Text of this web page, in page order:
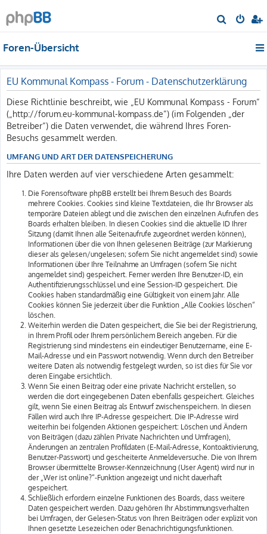
u
Foren-Übersicht
EU Kommunal Kompass - Forum - Datenschutzerklärung
Diese Richtlinie beschreibt, wie „EU Kommunal Kompass - Forum“
(„http://forum.eu-kommunal-kompass.de“) (im Folgenden „der
Betreiber“) die Daten verwendet, die während Ihres Foren-
Besuchs gesammelt werden.
UMFANG UND ART DER DATENSPEICHERUNG
Ihre Daten werden auf vier verschiedene Arten gesammelt:
Die Forensoftware phpBB erstellt bei Ihrem Besuch des Boards
mehrere Cookies. Cookies sind kleine Textdateien, die Ihr Browser als
temporäre Dateien ablegt und die zwischen den einzelnen Aufrufen des
Boards erhalten bleiben. In diesen Cookies sind die aktuelle ID Ihrer
Sitzung (damit Ihnen alle Seitenaufrufe zugeordnet werden können),
Informationen über die von Ihnen gelesenen Beiträge (zur Markierung
dieser als gelesen/ungelesen; sofern Sie nicht angemeldet sind) sowie
Informationen über Ihre Teilnahme an Umfragen (sofern Sie nicht
angemeldet sind) gespeichert. Ferner werden Ihre Benutzer-ID, ein
Authentifizierungsschlüssel und eine Session-ID gespeichert. Die
Cookies haben standardmäßig eine Gültigkeit von einem Jahr. Alle
Cookies können Sie jederzeit über die Funktion „Alle Cookies löschen“
löschen.
Weiterhin werden die Daten gespeichert, die Sie bei der Registrierung,
in Ihrem Profil oder Ihrem persönlichem Bereich angeben. Für die
Registrierung sind mindestens ein eindeutiger Benutzername, eine E-
Mail-Adresse und ein Passwort notwendig. Wenn durch den Betreiber
weitere Daten als notwendig festgelegt wurden, so ist dies für Sie vor
deren Eingabe ersichtlich.
Wenn Sie einen Beitrag oder eine private Nachricht erstellen, so
werden die dort eingegebenen Daten ebenfalls gespeichert. Gleiches
gilt, wenn Sie einen Beitrag als Entwurf zwischenspeichern. In diesen
Fällen wird auch Ihre IP-Adresse gespeichert. Die IP-Adresse wird
weiterhin bei folgenden Aktionen gespeichert: Löschen und Ändern
von Beiträgen (dazu zählen Private Nachrichten und Umfragen),
Änderungen an zentralen Profildaten (E-Mail-Adresse, Kontoaktivierung,
Benutzer-Passwort) und gescheiterte Anmeldeversuche. Die von Ihrem
Browser übermittelte Browser-Kennzeichnung (User Agent) wird nur in
der „Wer ist online?“-Funktion angezeigt und nicht dauerhaft
gespeichert.
Schließlich erfordern einzelne Funktionen des Boards, dass weitere
Daten gespeichert werden. Dazu gehören Ihr Abstimmungsverhalten
bei Umfragen, der Gelesen-Status von Ihren Beiträgen oder explizit von
Ihnen gesetzte Lesezeichen oder Benachrichtigungsfunktionen.